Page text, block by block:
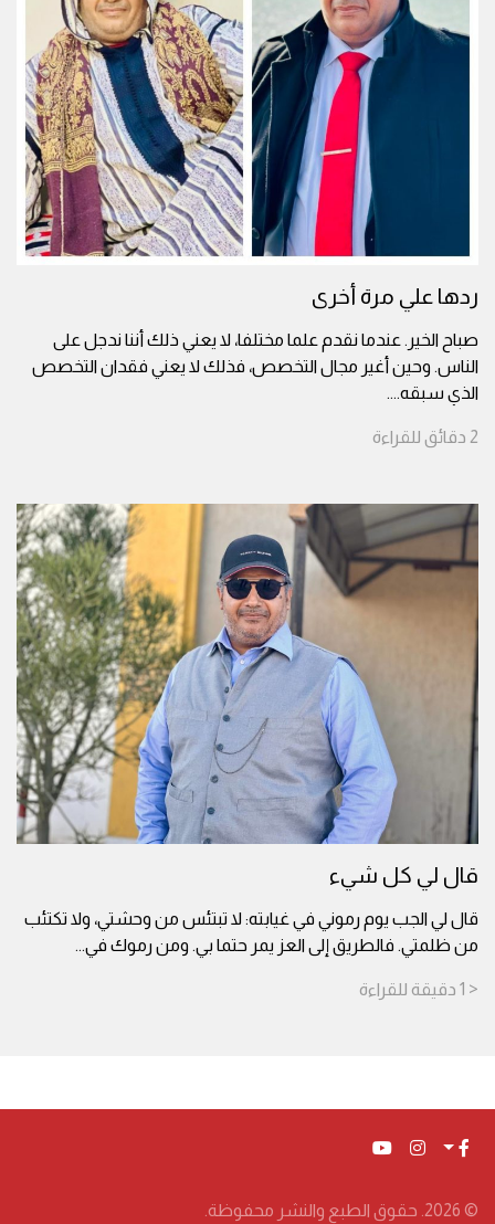
ردها علي مرة أخرى
صباح الخير. عندما نقدم علما مختلفا، لا يعني ذلك أننا ندجل على
الناس. وحين أغير مجال التخصص، فذلك لا يعني فقدان التخصص
الذي سبقه....
2 دقائق للقراءة
قال لي كل شيء
قال لي الجب يوم رموني في غيابته: لا تبتئس من وحشتي، ولا تكتئب
من ظلمتي. فالطريق إلى العز يمر حتما بي. ومن رموك في...
< 1 دقيقة للقراءة
© 2026. حقوق الطبع والنشر محفوظة.